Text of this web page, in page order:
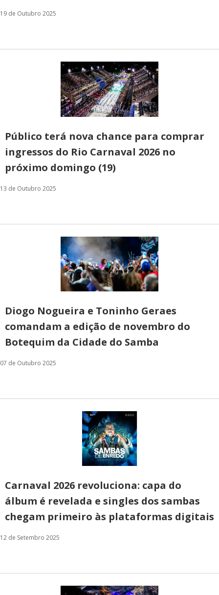
19 de Outubro 2025
Público terá nova chance para comprar
ingressos do Rio Carnaval 2026 no
próximo domingo (19)
13 de Outubro 2025
Diogo Nogueira e Toninho Geraes
comandam a edição de novembro do
Botequim da Cidade do Samba
07 de Outubro 2025
Carnaval 2026 revoluciona: capa do
álbum é revelada e singles dos sambas
chegam primeiro às plataformas digitais
12 de Setembro 2025